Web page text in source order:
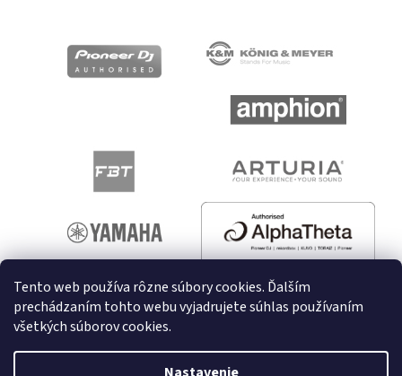
Tento web používa rôzne súbory cookies. Ďalším
prechádzaním tohto webu vyjadrujete súhlas používaním
všetkých súborov cookies.
Vytvoril Shoptet